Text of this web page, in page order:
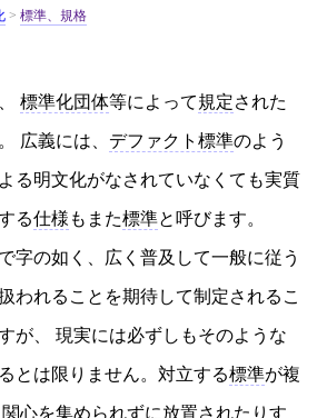
> 標準、規格
標準化団体等によって規定された
広義には、 デファクト標準のよう
る明文化がなされていなくても実質
る仕様 もまた標準と呼びます。
字の如く、広く普及して一般に従う
われることを期待して制定されるこ
が、 現実には必ずしもそのような
とは限りません。対立する標準が複
心を集められずに放置されたりす